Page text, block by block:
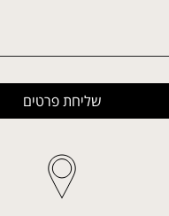
שליחת פרטים